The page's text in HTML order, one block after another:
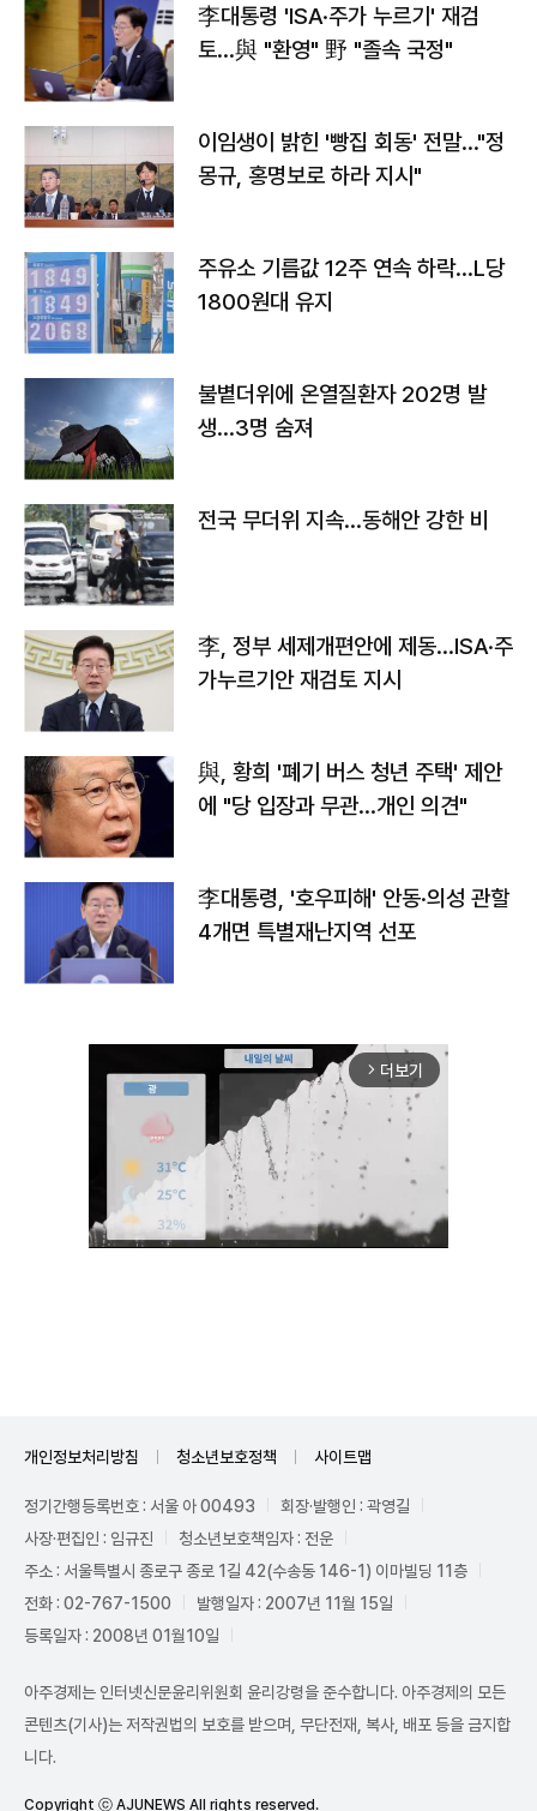
李대통령 'ISA·주가 누르기' 재검
토…與 "환영" 野 "졸속 국정"
이임생이 밝힌 '빵집 회동' 전말…"정
몽규, 홍명보로 하라 지시"
주유소 기름값 12주 연속 하락…L당
1800원대 유지
불볕더위에 온열질환자 202명 발
생…3명 숨져
전국 무더위 지속…동해안 강한 비
李, 정부 세제개편안에 제동…ISA·주
가누르기안 재검토 지시
與, 황희 '폐기 버스 청년 주택' 제안
에 "당 입장과 무관…개인 의견"
李대통령, '호우피해' 안동·의성 관할
4개면 특별재난지역 선포
arrow_forward_ios 더보기
개인정보처리방침 청소년보호정책 사이트맵
정기간행등록번호 : 서울 아 00493
회장·발행인 : 곽영길
사장·편집인 : 임규진
청소년보호책임자 : 전운
주소 : 서울특별시 종로구 종로 1길 42(수송동 146-1) 이마빌딩 11층
전화 : 02-767-1500
발행일자 : 2007년 11월 15일
등록일자 : 2008년 01월10일
아주경제는 인터넷신문윤리위원회 윤리강령을 준수합니다. 아주경제의 모든
콘텐츠(기사)는 저작권법의 보호를 받으며, 무단전재, 복사, 배포 등을 금지합
니다.
Copyright ⓒ AJUNEWS All rights reserved.